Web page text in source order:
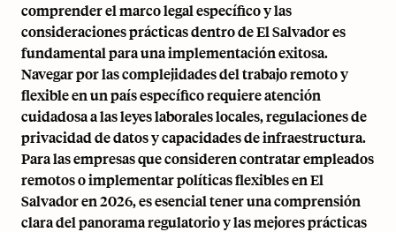
comprender el marco legal específico y las
consideraciones prácticas dentro de El Salvador es
fundamental para una implementación exitosa.
Navegar por las complejidades del trabajo remoto y
flexible en un país específico requiere atención
cuidadosa a las leyes laborales locales, regulaciones de
privacidad de datos y capacidades de infraestructura.
Para las empresas que consideren contratar empleados
remotos o implementar políticas flexibles en El
Salvador en 2026, es esencial tener una comprensión
clara del panorama regulatorio y las mejores prácticas